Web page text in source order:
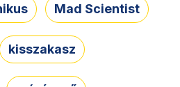
Mad Scientist
kisszakasz